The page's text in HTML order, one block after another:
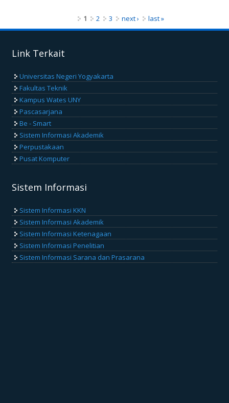
1 2 3 next › last »
Link Terkait
Universitas Negeri Yogyakarta
Fakultas Teknik
Kampus Wates UNY
Pascasarjana
Be - Smart
Sistem Informasi Akademik
Perpustakaan
Pusat Komputer
Sistem Informasi
Sistem Informasi KKN
Sistem Informasi Akademik
Sistem Informasi Ketenagaan
Sistem Informasi Penelitian
Sistem Informasi Sarana dan Prasarana